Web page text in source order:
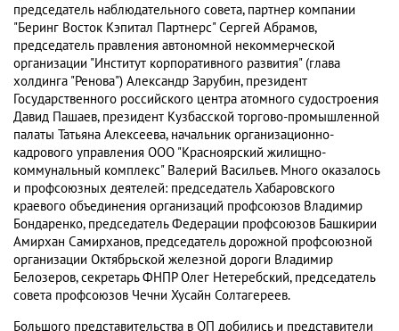
председатель наблюдательного совета, партнер компании
"Беринг Восток Кэпитал Партнерс" Сергей Абрамов,
председатель правления автономной некоммерческой
организации "Институт корпоративного развития" (глава
холдинга "Ренова") Александр Зарубин, президент
Государственного российского центра атомного судостроения
Давид Пашаев, президент Кузбасской торгово-промышленной
палаты Татьяна Алексеева, начальник организационно-
кадрового управления ООО "Красноярский жилищно-
коммунальный комплекс" Валерий Васильев. Много оказалось
и профсоюзных деятелей: председатель Хабаровского
краевого объединения организаций профсоюзов Владимир
Бондаренко, председатель Федерации профсоюзов Башкирии
Амирхан Самирханов, председатель дорожной профсоюзной
организации Октябрьской железной дороги Владимир
Белозеров, секретарь ФНПР Олег Нетеребский, председатель
совета профсоюзов Чечни Хусайн Солтагереев.
Большого представительства в ОП добились и представители